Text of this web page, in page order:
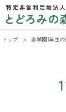
トップ > 森学園1年生